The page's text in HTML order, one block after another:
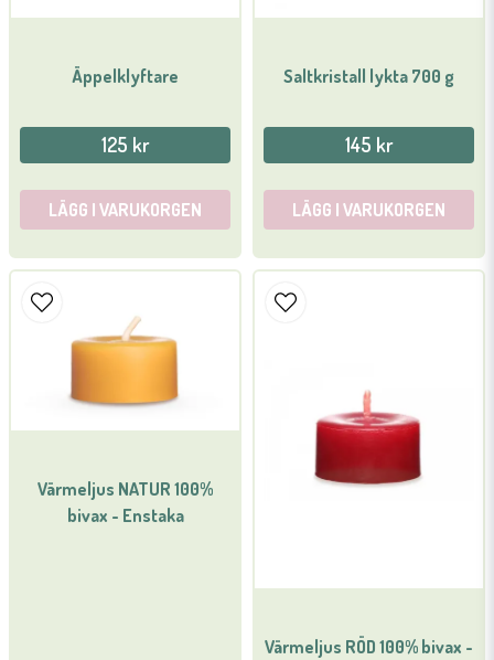
Äppelklyftare
125 kr
LÄGG I VARUKORGEN
Saltkristall lykta 700 g
145 kr
LÄGG I VARUKORGEN
Värmeljus NATUR 100%
bivax - Enstaka
Värmeljus RÖD 100% bivax -